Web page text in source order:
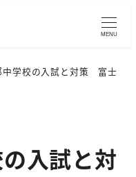
MENU
中学校の入試と対策 富士
入試と対